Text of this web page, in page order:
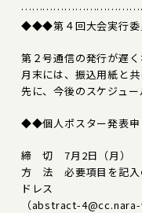
◆◆◆第４回大会実行委
第２号通信の発行が遅く
月末には、振込用紙と
先に、今後のスケジュー
◆◆個人ポスター発表申
締 切 7月2日（月）
方 法 必要項目を記入
ドレス
（abstract-4@cc.nara-